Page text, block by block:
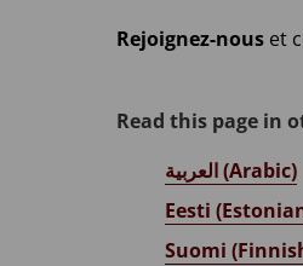
Rejoignez-nous et
Read this page in
العربية (Arabic)
Eesti
Suomi